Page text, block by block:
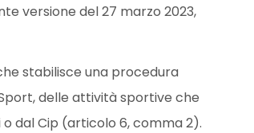
versione del 27 marzo 2023,
stabilisce una procedura
delle attività sportive che
dal Cip (articolo 6, comma 2).